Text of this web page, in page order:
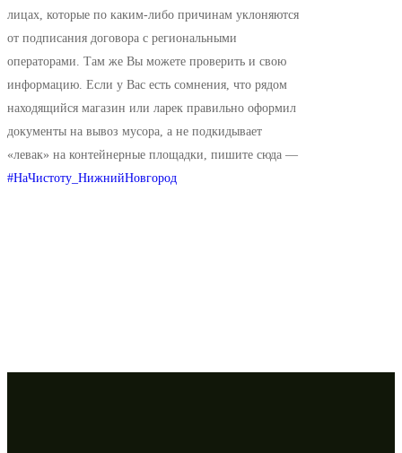
лицах, которые по каким-либо причинам уклоняются
от подписания договора с региональными
операторами. Там же Вы можете проверить и свою
информацию. Если у Вас есть сомнения, что рядом
находящийся магазин или ларек правильно оформил
документы на вывоз мусора, а не подкидывает
«левак» на контейнерные площадки, пишите сюда —
#НаЧистоту_НижнийНовгород